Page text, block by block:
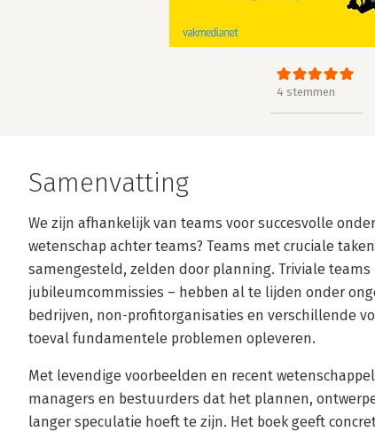
4 stemmen
Samenvatting
We zijn afhankelijk van teams voor succesvolle
wetenschap achter teams? Teams met cruciale
samengesteld, zelden door planning. Triviale
jubileumcommissies – hebben al te lijden onder
bedrijven, non-profitorganisaties en verschillende
toeval fundamentele problemen opleveren.
Met levendige voorbeelden en recent
managers en bestuurders dat het plannen,
langer speculatie hoeft te zijn. Het boek geeft